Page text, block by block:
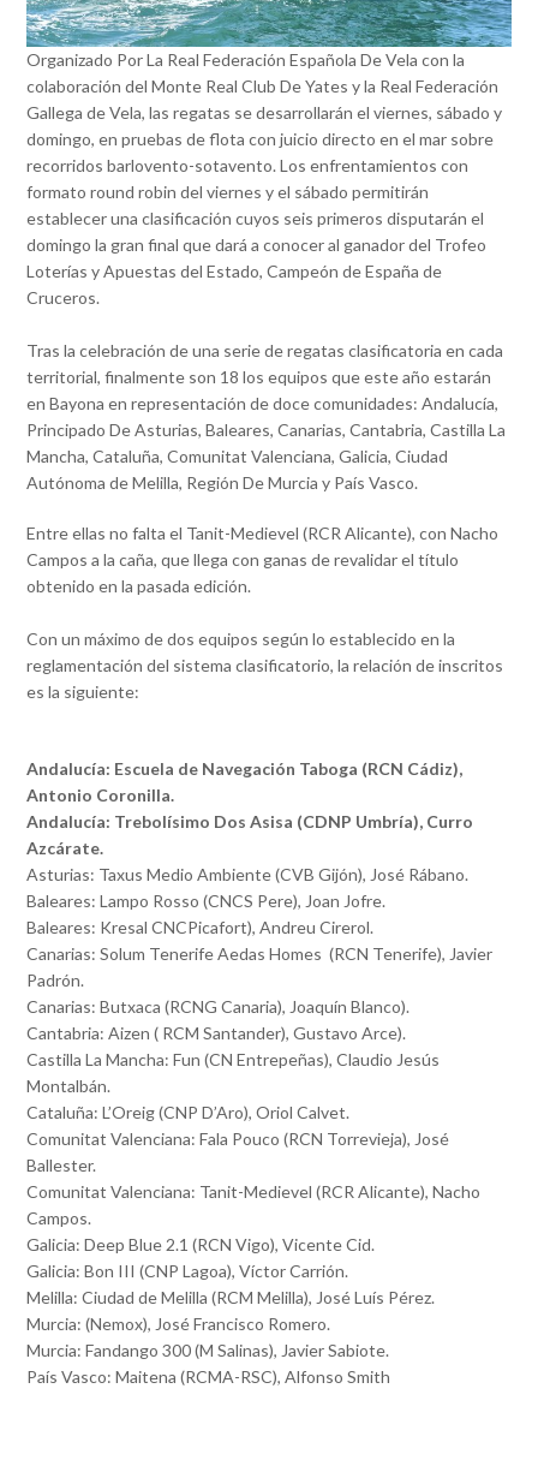
Organizado Por La Real Federación Española De Vela con la
colaboración del Monte Real Club De Yates y la Real Federación
Gallega de Vela, las regatas se desarrollarán el viernes, sábado y
domingo, en pruebas de flota con juicio directo en el mar sobre
recorridos barlovento-sotavento. Los enfrentamientos con
formato round robin del viernes y el sábado permitirán
establecer una clasificación cuyos seis primeros disputarán el
domingo la gran final que dará a conocer al ganador del Trofeo
Loterías y Apuestas del Estado, Campeón de España de
Cruceros.
Tras la celebración de una serie de regatas clasificatoria en cada
territorial, finalmente son 18 los equipos que este año estarán
en Bayona en representación de doce comunidades: Andalucía,
Principado De Asturias, Baleares, Canarias, Cantabria, Castilla La
Mancha, Cataluña, Comunitat Valenciana, Galicia, Ciudad
Autónoma de Melilla, Región De Murcia y País Vasco.
Entre ellas no falta el Tanit-Medievel (RCR Alicante), con Nacho
Campos a la caña, que llega con ganas de revalidar el título
obtenido en la pasada edición.
Con un máximo de dos equipos según lo establecido en la
reglamentación del sistema clasificatorio, la relación de inscritos
es la siguiente:
Andalucía: Escuela de Navegación Taboga (RCN Cádiz),
Antonio Coronilla.
Andalucía: Trebolísimo Dos Asisa (CDNP Umbría), Curro
Azcárate.
Asturias: Taxus Medio Ambiente (CVB Gijón), José Rábano.
Baleares: Lampo Rosso (CNCS Pere), Joan Jofre.
Baleares: Kresal CNCPicafort), Andreu Cirerol.
Canarias: Solum Tenerife Aedas Homes (RCN Tenerife), Javier
Padrón.
Canarias: Butxaca (RCNG Canaria), Joaquín Blanco).
Cantabria: Aizen ( RCM Santander), Gustavo Arce).
Castilla La Mancha: Fun (CN Entrepeñas), Claudio Jesús
Montalbán.
Cataluña: L’Oreig (CNP D’Aro), Oriol Calvet.
Comunitat Valenciana: Fala Pouco (RCN Torrevieja), José
Ballester.
Comunitat Valenciana: Tanit-Medievel (RCR Alicante), Nacho
Campos.
Galicia: Deep Blue 2.1 (RCN Vigo), Vicente Cid.
Galicia: Bon III (CNP Lagoa), Víctor Carrión.
Melilla: Ciudad de Melilla (RCM Melilla), José Luís Pérez.
Murcia: (Nemox), José Francisco Romero.
Murcia: Fandango 300 (M Salinas), Javier Sabiote.
País Vasco: Maitena (RCMA-RSC), Alfonso Smith